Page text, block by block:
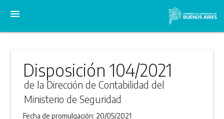
menu
Disposición 104/2021
de la Dirección de Contabilidad del
Ministerio de Seguridad
Fecha de promulgación: 20/05/2021